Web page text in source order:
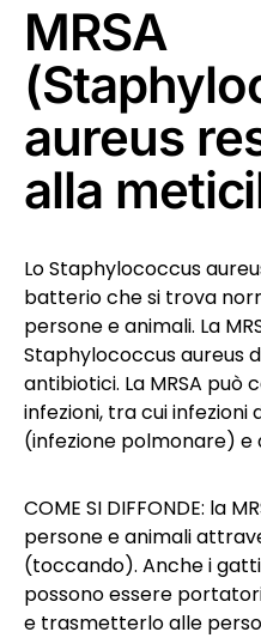
MRSA
aureus
alla
Lo Staphylococcus
batterio che si trova
persone e animali. La
Staphylococcus aureus
antibiotici. La MRSA può
infezioni, tra cui
(infezione polmonare) e
COME SI DIFFONDE: la
persone e animali
(toccando). Anche i
possono essere
e trasmetterlo alle